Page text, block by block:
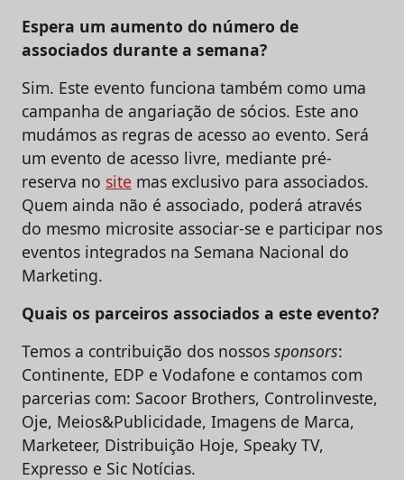
Espera um aumento do número de
associados durante a semana?
Sim. Este evento funciona também como uma
campanha de angariação de sócios. Este ano
mudámos as regras de acesso ao evento. Será
um evento de acesso livre, mediante pré-
reserva no site mas exclusivo para associados.
Quem ainda não é associado, poderá através
do mesmo microsite associar-se e participar nos
eventos integrados na Semana Nacional do
Marketing.
Quais os parceiros associados a este evento?
Temos a contribuição dos nossos sponsors:
Continente, EDP e Vodafone e contamos com
parcerias com: Sacoor Brothers, Controlinveste,
Oje, Meios&Publicidade, Imagens de Marca,
Marketeer, Distribuição Hoje, Speaky TV,
Expresso e Sic Notícias.